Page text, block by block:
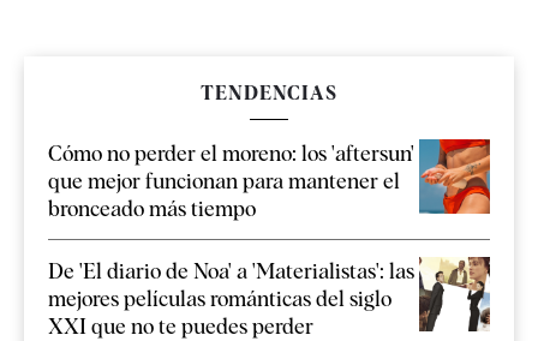
TENDENCIAS
Cómo no perder el moreno: los 'aftersun'
que mejor funcionan para mantener el
bronceado más tiempo
De 'El diario de Noa' a 'Materialistas': las
mejores películas románticas del siglo
XXI que no te puedes perder